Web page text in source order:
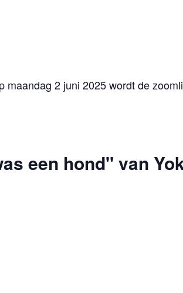
2 juni 2025 wordt de
een hond" van